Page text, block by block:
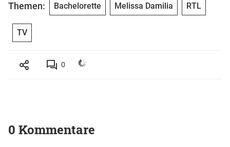
Themen: Bachelorette Melissa Damilia RTL
TV
0
0 Kommentare